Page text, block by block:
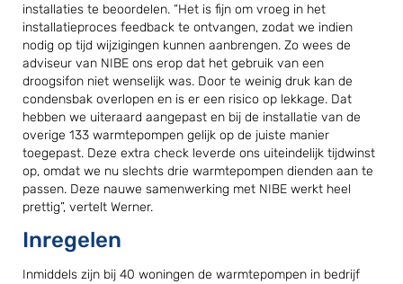
installaties te beoordelen. “Het is fijn om vroeg in het
installatieproces feedback te ontvangen, zodat we indien
nodig op tijd wijzigingen kunnen aanbrengen. Zo wees de
adviseur van NIBE ons erop dat het gebruik van een
droogsifon niet wenselijk was. Door te weinig druk kan de
condensbak overlopen en is er een risico op lekkage. Dat
hebben we uiteraard aangepast en bij de installatie van de
overige 133 warmtepompen gelijk op de juiste manier
toegepast. Deze extra check leverde ons uiteindelijk tijdwinst
op, omdat we nu slechts drie warmtepompen dienden aan te
passen. Deze nauwe samenwerking met NIBE werkt heel
prettig”, vertelt Werner.
Inregelen
Inmiddels zijn bij 40 woningen de warmtepompen in bedrijf